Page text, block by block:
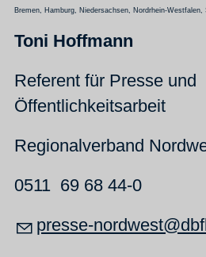
Bremen, Hamburg, Niedersachsen, Nordrhein-Westfalen,
Toni Hoffmann
Referent für Presse und
Öffentlichkeitsarbeit
Regionalverband
0511 69 68 44-0
pr ss -n rdw st